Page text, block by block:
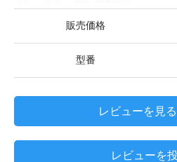
販売価格
型番
レビューを見
レビューを